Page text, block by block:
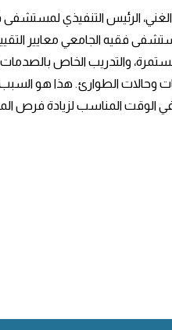
الرئيس التنفيذي لمستشفى
فقيه الجامعي معايير
والتدريب الخاص بالصدمات
الطوارئ. هذا هو السبب
الوقت المناسب لزيادة فرص